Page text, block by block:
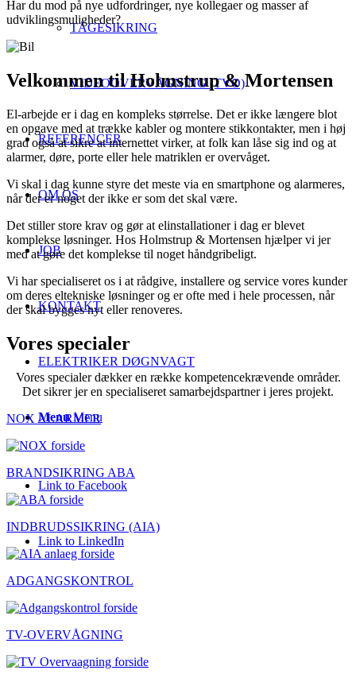
TÅGESIKRING
VIDEOOVERVÅGNING (TVO)
REFERENCER
OM OS
JOB
KONTAKT
ELEKTRIKER DØGNVAGT
Menu Menu
Link to Facebook
Link to LinkedIn
Har du mod på nye udfordringer, nye kollegaer og masser af
udviklingsmuligheder?
Velkommen til Holmstrup&Mortensen
El-arbejde er i dag en kompleks størrelse. Det er ikke længere blot
en opgave med at trække kabler og montere stikkontakter, men i høj
grad også at sikre at internettet virker, at folk kan låse sig ind og at
alarmer, døre, porte eller hele matriklen er overvåget.
Vi skal i dag kunne styre det meste via en smartphone og alarmeres,
når der er noget der ikke er som det skal være.
Det stiller store krav og gør at elinstallationer i dag er blevet
komplekse løsninger. Hos Holmstrup & Mortensen hjælper vi jer
med at gøre det komplekse til noget håndgribeligt.
Vi har specialiseret os i at rådgive, installere og service vores kunder
om deres eltekniske løsninger og er ofte med i hele processen, når
der skal bygges nyt eller renoveres.
Vores specialer
Vores specialer dækker en række kompetencekrævende områder.
Det sikrer jer en specialiseret samarbejdspartner i jeres projekt.
NOX ALARMER
BRANDSIKRING ABA
INDBRUDSSIKRING (AIA)
ADGANGSKONTROL
TV-OVERVÅGNING